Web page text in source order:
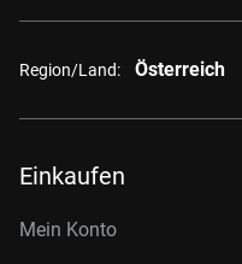
Region/Land: Österreich
Einkaufen
Mein Konto